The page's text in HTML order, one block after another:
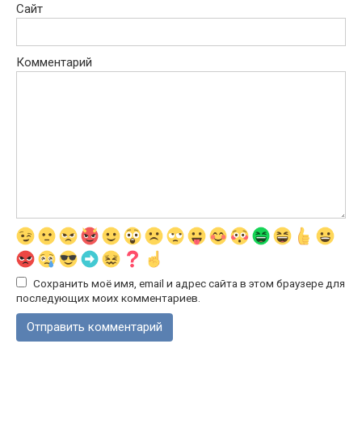
Сайт
Комментарий
Сохранить моё имя, email и адрес сайта в этом браузере для
последующих моих комментариев.